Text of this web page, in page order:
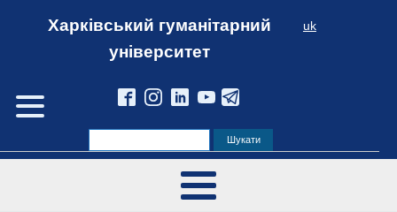
Харківський гуманітарний
університет
uk